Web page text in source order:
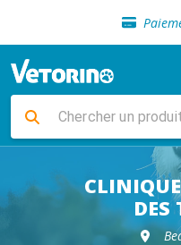
Livraison
Sélection
Livraison
Retour
Sélection
DES